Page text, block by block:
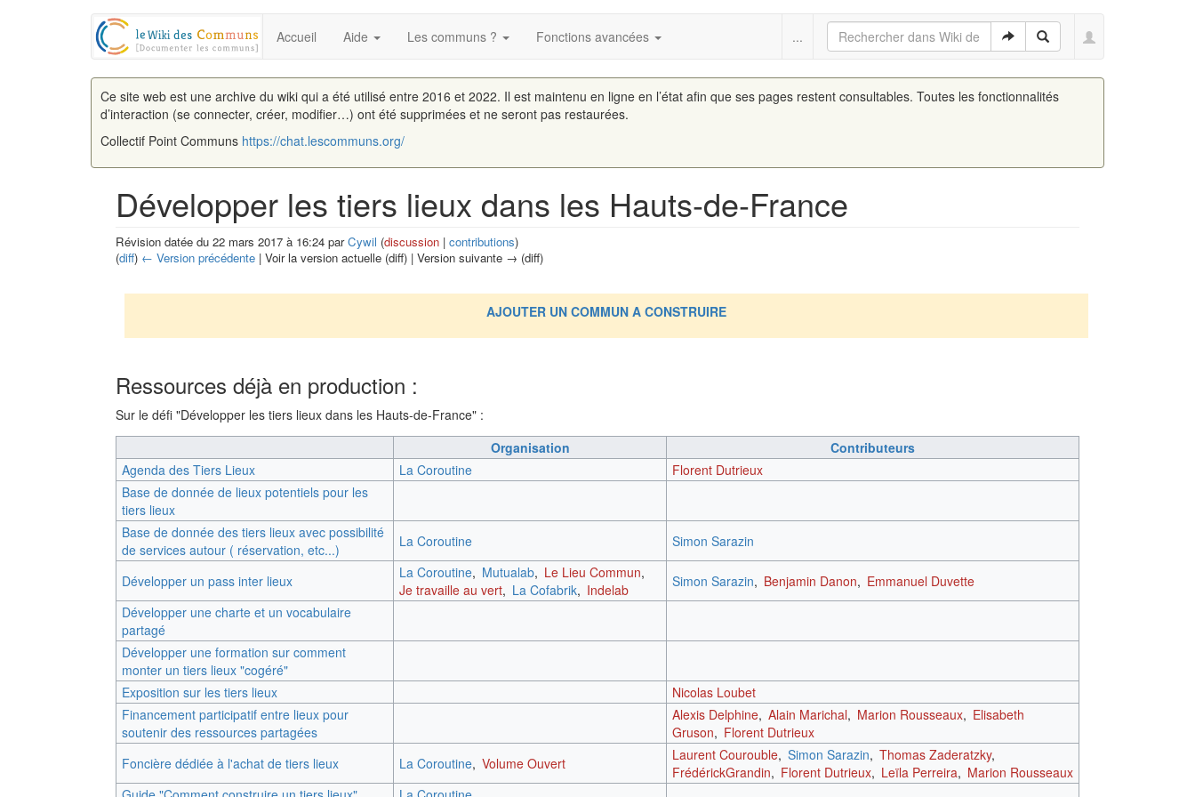
Accueil Aide Les communs ? Fonctions avancées ...
Ce site web est une archive du wiki qui a été utilisé entre 2016 et 2022. Il est maintenu en ligne en l’état afin que ses pages restent consultables. Toutes les fonctionnalités
d’interaction (se connecter, créer, modifier…) ont été supprimées et ne seront pas restaurées.
Collectif Point Communs https://chat.lescommuns.org/
Développer les tiers lieux dans les Hauts-de-France
Révision datée du 22 mars 2017 à 16:24 parCywil (discussion | contributions)
(diff) ← Version précédente | Voir la version actuelle (diff) | Version suivante → (diff)
AJOUTER UN COMMUN A CONSTRUIRE
Ressources déjà en production :
Sur le défi "Développer les tiers lieux dans les Hauts-de-France" :
Organisation
Contributeurs
Agenda des Tiers Lieux
La Coroutine
Florent Dutrieux
Base de donnée de lieux potentiels pour les
tiers lieux
Base de donnée des tiers lieux avec possibilité
de services autour ( réservation, etc...)
La Coroutine Simon Sarazin
Développer un pass inter lieux La Coroutine, Mutualab, Le Lieu Commun,
Je travaille au vert, La Cofabrik, Indelab Simon Sarazin, Benjamin Danon, Emmanuel Duvette
Développer une charte et un vocabulaire
partagé
Développer une formation sur comment
monter un tiers lieux "cogéré"
Exposition sur les tiers lieux
Nicolas Loubet
Financement participatif entre lieux pour
soutenir des ressources partagées
Alexis Delphine, Alain Marichal, Marion Rousseaux, Elisabeth
Gruson, Florent Dutrieux
Foncière dédiée à l'achat de tiers lieux
La Coroutine, Volume Ouvert Laurent Courouble, Simon Sarazin, Thomas Zaderatzky,
FrédérickGrandin, Florent Dutrieux, Leïla Perreira, Marion Rousseaux